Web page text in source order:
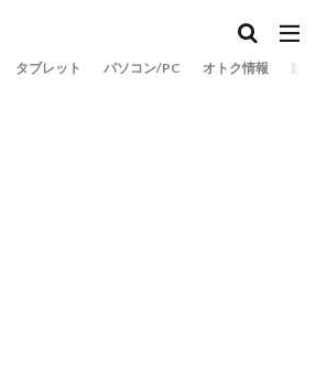
タブレット パソコン/PC オトク情報 旅